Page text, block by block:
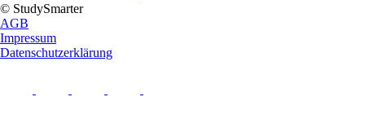
© StudySmarter
AGB
Impressum
Datenschutzerklärung